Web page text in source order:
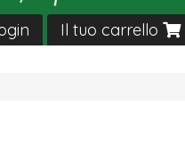
Il tuo carrello